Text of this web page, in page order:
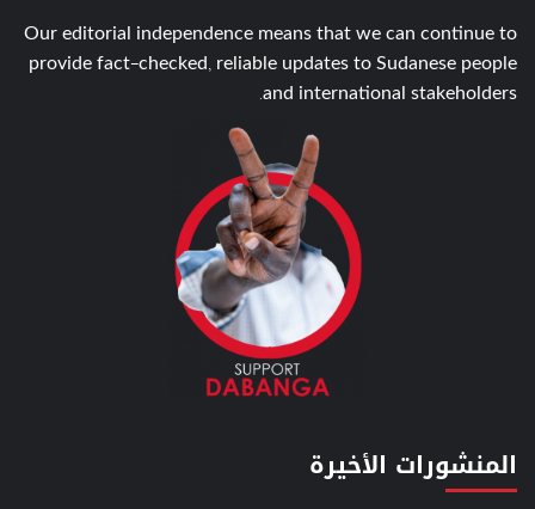
Our editorial independence means that we can continue to
provide fact-checked, reliable updates to Sudanese people
and international stakeholders.
المنشورات الأخيرة